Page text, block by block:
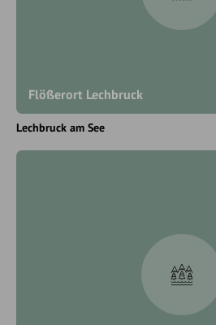
Flößerort Lechbruck
Lechbruck am See